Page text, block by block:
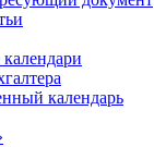
календарь